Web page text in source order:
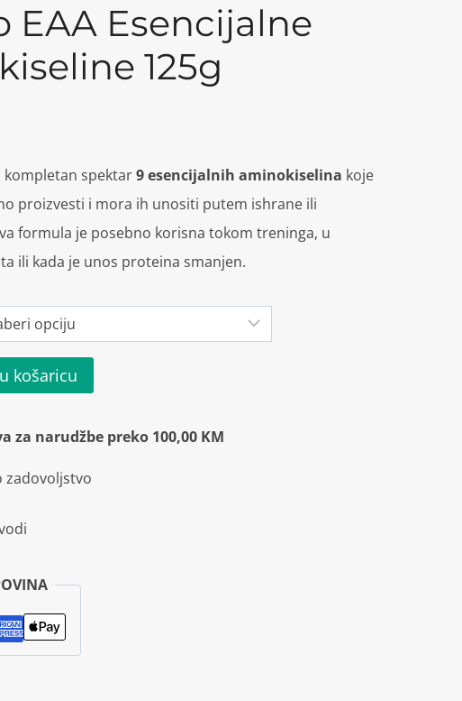
EAA Esencijalne
125g
kompletan spektar9 esencijalnih aminokiselina koje
proizvesti i mora ih unositi putem ishrane ili
formula je posebno korisna tokom treninga, u
ili kada je unos proteina smanjen.
košaricu
za narudžbe preko 100,00 KM
zadovoljstvo